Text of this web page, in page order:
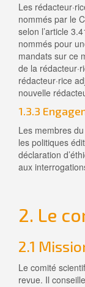
Les
nommés par le
selon l’article
nommés pour
mandats sur ce
de la
rédacteur·rice
nouvelle
1.3.3
Les membres
les politiques
déclaration
aux
2. Le
2.1
Le comité
revue. Il